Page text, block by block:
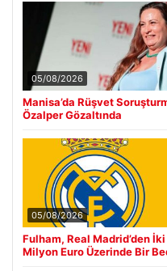
05/08/2026
Manisa’da Rüşvet
Özalper Gözaltında
05/08/2026
Fulham, Real Madrid’den
Milyon Euro Üzerinde Bir